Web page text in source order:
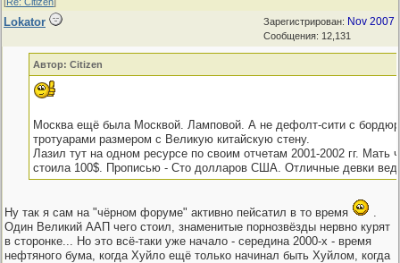
Зарегистрирован: Nov 2007
Сообщения: 12,131
Lokator
Автор: Citizen
Москва ещё была Москвой. Ламповой. А не дефолт-сити с
тротуарами размером с Великую китайскую стену.
Лазил тут на одном ресурсе по своим отчетам 2001-2002 гг. Мать
стоила 100$. Прописью - Сто долларов США. Отличные девки
Ну так я сам на "чёрном форуме" активно пейсатил в то время
.
Один Великий ААП чего стоил, знаменитые порнозвёзды нервно курят
в сторонке... Но это всё-таки уже начало - середина 2000-х - время
нефтяного бума, когда Хуйло ещё только начинал быть Хуйлом, когда